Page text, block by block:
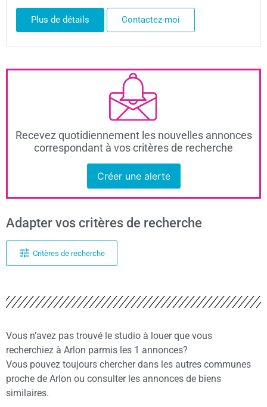
Plus de détails Contactez-moi
Recevez quotidiennement les nouvelles annonces
correspondant à vos critères de recherche
Créer une alerte
Adapter vos critères de recherche
Critères de recherche
Vous n’avez pas trouvé le studio à louer que vous
recherchiez à Arlon parmis les 1 annonces?
Vous pouvez toujours chercher dans les autres communes
proche de Arlon ou consulter les annonces de biens
similaires.